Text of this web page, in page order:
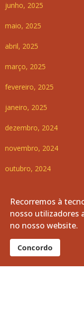
junho, 2025
maio, 2025
abril, 2025
março, 2025
fevereiro, 2025
janeiro, 2025
dezembro, 2024
novembro, 2024
outubro, 2024
agosto, 2024
julho, 2024
Recorremos à
nosso utilizadores
no nosso website.
Concordo